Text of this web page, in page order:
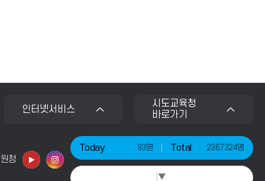
인터넷서비스
시도교육청
바로가기
청
Today 93명 Total 2367324명
▼